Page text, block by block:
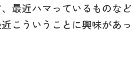
最近ハマっているものな
こういうことに興味が